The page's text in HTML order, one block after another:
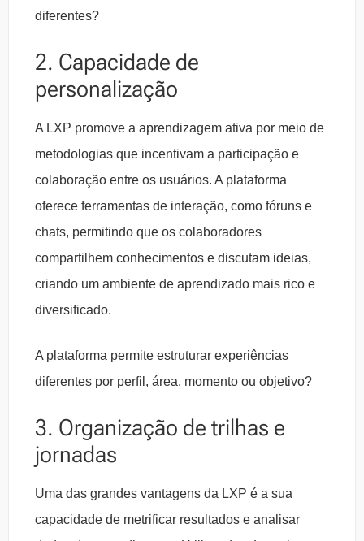
diferentes?
2. Capacidade de
personalização
A LXP promove a aprendizagem ativa por meio de
metodologias que incentivam a participação e
colaboração entre os usuários. A plataforma
oferece ferramentas de interação, como fóruns e
chats, permitindo que os colaboradores
compartilhem conhecimentos e discutam ideias,
criando um ambiente de aprendizado mais rico e
diversificado​​.
A plataforma permite estruturar experiências
diferentes por perfil, área, momento ou objetivo?
3. Organização de trilhas e
jornadas
Uma das grandes vantagens da LXP é a sua
capacidade de metrificar resultados e analisar